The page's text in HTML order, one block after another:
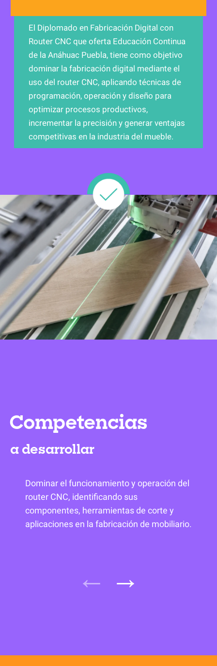
El Diplomado en Fabricación Digital con
Router CNC que oferta Educación Continua
de la Anáhuac Puebla, tiene como objetivo
dominar la fabricación digital mediante el
uso del router CNC, aplicando técnicas de
programación, operación y diseño para
optimizar procesos productivos,
incrementar la precisión y generar ventajas
competitivas en la industria del mueble.
Competencias
a desarrollar
Dominar el funcionamiento y operación del
router CNC, identificando sus
componentes, herramientas de corte y
aplicaciones en la fabricación de mobiliario.